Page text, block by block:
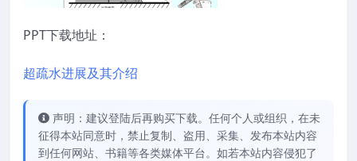
PPT下载地址：
超疏水进展及其介绍
声明：建议登陆后再购买下载。任何个人或组织，在未
征得本站同意时，禁止复制、盗用、采集、发布本站内容
到任何网站、书籍等各类媒体平台。如若本站内容侵犯了